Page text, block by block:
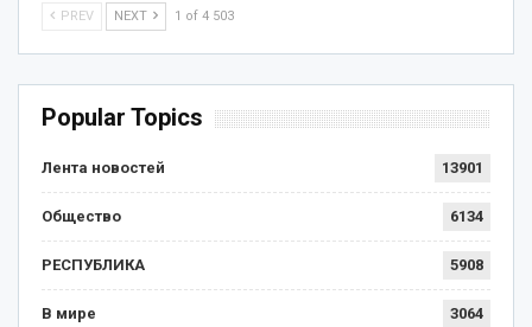
PREV NEXT 1 of 4 503
Popular Topics
Лента новостей 13901
Общество 6134
РЕСПУБЛИКА 5908
В мире 3064